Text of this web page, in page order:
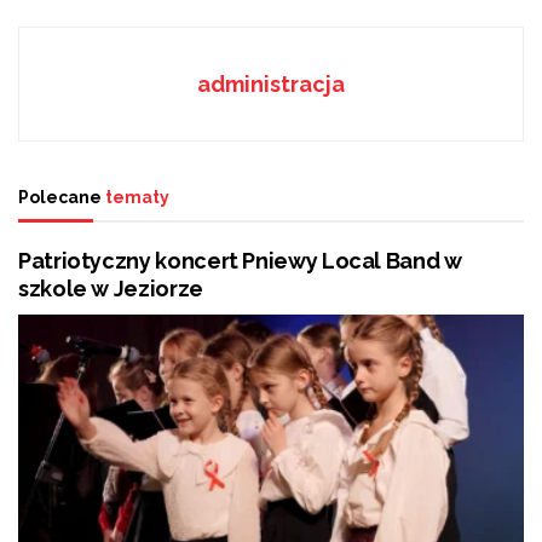
Kompetencje premiera: Kluczowe zadania i
Podczas uroczystości poświęconej zasłużonym
krwiodawcom przyznano wiele podziękowań.
Odznaki „Honorowy Dawca Krwi – Zasłużony Dla
Zdrowia Narodu” wydawane przez Ministra Zdrowia
otrzymali: Krzysztof Baran, Wojciech Gajda, Adam
Dziuba, Dariusz Połeć, Dariusz Rybak, Arkadiusz
Wojtasik, Maciej Zając, Jacek Makuch, Robert
Szewczyk, Jarosław Pawlik, Michał Nakończy, Marian
Ochocki, Grzegorz Laskowski, Dariusz Fałek i Robert
administracja
Polecane tematy
Patriotyczny koncert Pniewy Local Band w
szkole w Jeziorze